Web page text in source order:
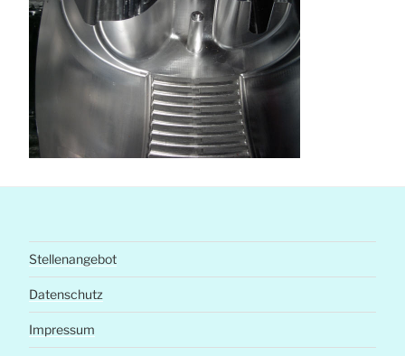
Stellenangebot
Datenschutz
Impressum